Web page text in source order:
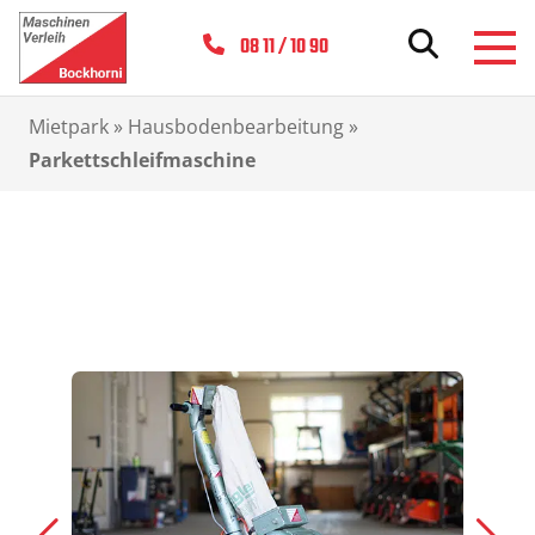
08 11 / 10 90
Mietpark » Hausbodenbearbeitung »
Parkettschleifmaschine